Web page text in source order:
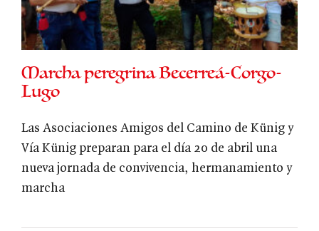
Marcha peregrina Becerreá-Corgo-
Lugo
Las Asociaciones Amigos del Camino de Künig y
Vía Künig preparan para el día 20 de abril una
nueva jornada de convivencia, hermanamiento y
marcha